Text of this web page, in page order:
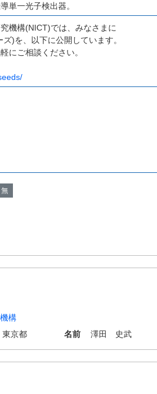
単一光子検出器。
機構(NICT)では、みなさまに
)を、以下に公開しています。
にご相談ください。
無
構
東京都 名前 澤田 史武